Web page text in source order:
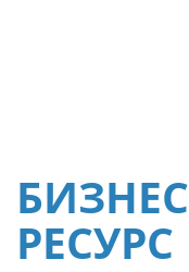
БИЗНЕС
РЕСУРС